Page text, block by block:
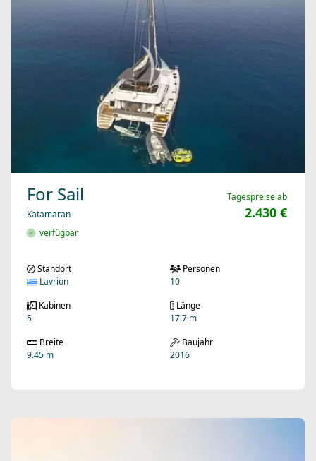
For Sail
Katamaran
verfügbar
Tagespreise ab
2.430 €
Standort
Lavrion
Personen
10
Kabinen
5
Länge
17.7 m
Breite
9.45 m
Baujahr
2016